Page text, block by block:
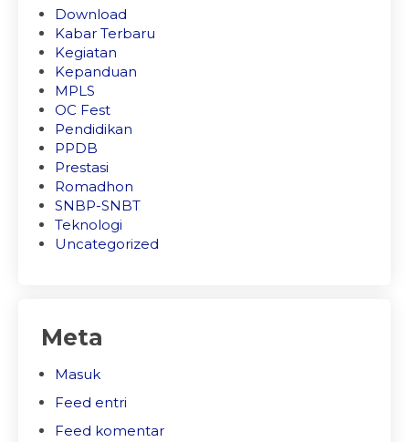
Download
Kabar Terbaru
Kegiatan
Kepanduan
MPLS
OC Fest
Pendidikan
PPDB
Prestasi
Romadhon
SNBP-SNBT
Teknologi
Uncategorized
Meta
Masuk
Feed entri
Feed komentar